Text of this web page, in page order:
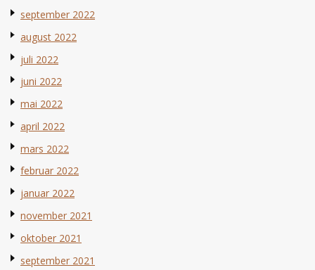
september 2022
august 2022
juli 2022
juni 2022
mai 2022
april 2022
mars 2022
februar 2022
januar 2022
november 2021
oktober 2021
september 2021